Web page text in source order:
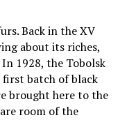
Back in the XV
about its riches,
1928, the Tobolsk
first batch of black
brought here to the
room of the